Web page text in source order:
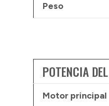
Peso
POTENCIA
Motor principal